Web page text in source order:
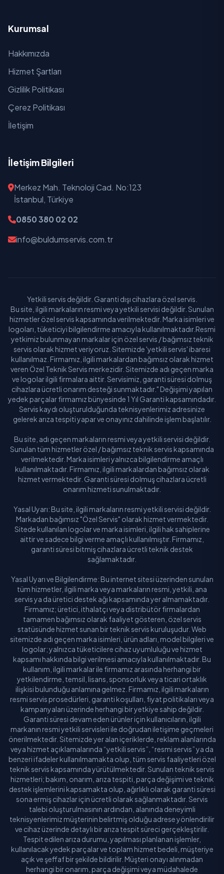
Kurumsal
Hakkımızda
Hizmet Şartları
Gizlilik Politikası
Çerez Politikası
İletişim
İletişim Bilgileri
Merkez Mah. Teknoloji Cad. No:123
İstanbul, Türkiye
0850 380 02 02
info@buldumservis.com.tr
Yetkili servis değildir. Garanti dışı cihazlara özel servis.
Bu site, ilgili markaların resmi veya yetkili servisi değildir. Sunulan
hizmetler özel servis kapsamında verilmektedir. Marka isimleri ve
logoları, tüketiciyi bilgilendirme amacıyla kullanılmaktadır.Resmi
yetkimiz bulunmayan markalar için özel servis / bağımsız teknik
servis olarak hizmet veriyoruz. Sitemizde 'yetkili servis' ibaresi
kullanılmaz. Firmamız, ilgili markalardan bağımsız olarak hizmet
veren Özel Teknik Servis merkezidir. Sitemizde adı geçen marka
ve logolar ilgili firmalara aittir. Servisimiz, garanti süresi dolmuş
cihazlara ücretli onarım desteği sunmaktadır." Değişimi yapılan
yedek parçalar firmamız bünyesinde 1 Yıl Garanti kapsamındadır.
Servis kaydı oluşturulduğunda teknisyenlerimiz adresinize
gelerek arıza tespiti yapar ve onayınız dahilinde işlem başlatılır.
Bu site, adı geçen markaların resmi veya yetkili servisi değildir.
Sunulan tüm hizmetler özel / bağımsız teknik servis kapsamında
verilmektedir. Marka isimleri yalnızca bilgilendirme amaçlı
kullanılmaktadır. Firmamız, ilgili markalardan bağımsız olarak
hizmet vermektedir. Garanti süresi dolmuş cihazlara ücretli
onarım hizmeti sunulmaktadır.
Yasal Uyarı: Bu site, ilgili markaların resmi yetkili servisi değildir.
Markadan bağımsız "Özel Servis" olarak hizmet vermektedir.
Sitede kullanılan logolar ve marka isimleri, ilgili hak sahiplerine
aittir ve sadece bilgi verme amaçlı kullanılmıştır. Firmamız,
garanti süresi bitmiş cihazlara ücretli teknik destek
sağlamaktadır.
Yasal Uyarı ve Bilgilendirme: Bu internet sitesi üzerinden sunulan
tüm hizmetler, ilgili marka veya markaların resmi, yetkili, ana
servis ya da üretici destek ağı kapsamında yer almamaktadır.
Firmamız; üretici, ithalatçı veya distribütör firmalardan
tamamen bağımsız olarak faaliyet gösteren, özel servis
statüsünde hizmet sunan bir teknik servis kuruluşudur. Web
sitemizde adı geçen marka isimleri, ürün adları, model bilgileri ve
logolar; yalnızca tüketicilere cihaz uyumluluğu ve hizmet
kapsamı hakkında bilgi verilmesi amacıyla kullanılmaktadır. Bu
kullanım, ilgili markalar ile firmamız arasında herhangi bir
yetkilendirme, temsil, lisans, sponsorluk veya ticari ortaklık
ilişkisi bulunduğu anlamına gelmez. Firmamız, ilgili markaların
resmi servis prosedürleri, garanti koşulları, fiyat politikaları veya
kampanyaları üzerinde herhangi bir yetkiye sahip değildir.
Garanti süresi devam eden ürünler için kullanıcıların, ilgili
markanın resmi yetkili servisleri ile doğrudan iletişime geçmeleri
önerilmektedir. Sitemizde yer alan içeriklerde, reklam alanlarında
veya hizmet açıklamalarında “yetkili servis”, “resmi servis” ya da
benzeri ifadeler kullanılmamakta olup, tüm servis faaliyetleri özel
teknik servis kapsamında yürütülmektedir. Sunulan teknik servis
hizmetleri; bakım, onarım, arıza tespiti, parça değişimi ve teknik
destek işlemlerini kapsamakta olup, ağırlıklı olarak garanti süresi
sona ermiş cihazlar için ücretli olarak sağlanmaktadır. Servis
talebi oluşturulmasının ardından, alanında deneyimli
teknisyenlerimiz müşterinin belirtmiş olduğu adrese yönlendirilir
ve cihaz üzerinde detaylı bir arıza tespit süreci gerçekleştirilir.
Tespit edilen arıza durumu, yapılması planlanan işlemler,
kullanılacak yedek parçalar ve toplam hizmet bedeli, müşteriye
açık ve şeffaf bir şekilde bildirilir. Müşteri onayı alınmadan
herhangi bir onarım, parça değişimi veya müdahalede